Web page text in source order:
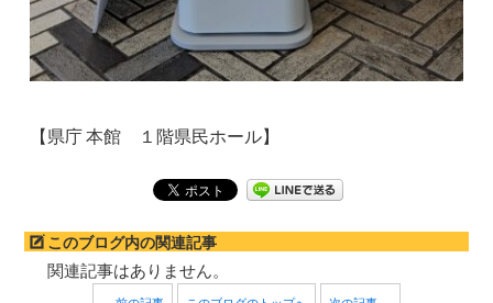
【県庁 本館 １階県民ホール】
このブログ内の関連記事
関連記事はありません。